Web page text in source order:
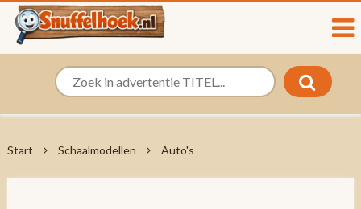
Start Schaalmodellen Auto's